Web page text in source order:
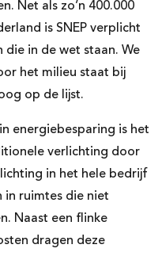
Net als zo’n 400.000
is SNEP verplicht
die in de wet staan. We
het milieu staat bij
op de lijst.
energiebesparing is het
verlichting door
in het hele bedrijf
in ruimtes die niet
Naast een flinke
dragen deze